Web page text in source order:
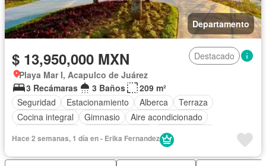
Departamento
$ 13,950,000 MXN
Destacado
Playa Mar I, Acapulco de Juárez
3 Recámaras
3 Baños
209 m²
Seguridad
Estacionamiento Alberca
Terraza
Cocina integral
Gimnasio
Aire acondicionado
Zonas verdes
Hace 2 semanas, 1 día en - Erika Fernandez